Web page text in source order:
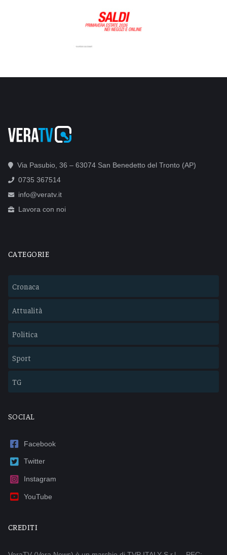
Via Pasubio, 36 – 63074 San Benedetto del Tronto (AP)
0735 367514
info@veratv.it
Lavora con noi
CATEGORIE
Cronaca
Attualità
Politica
Sport
TG
SOCIAL
Facebook
Twitter
Instagram
YouTube
CREDITI